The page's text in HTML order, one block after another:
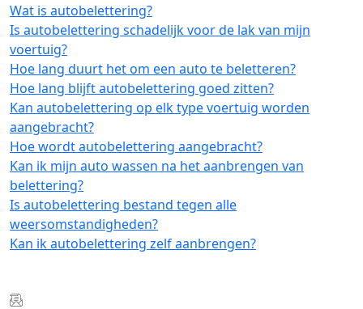
Wat is autobelettering?
Is autobelettering schadelijk voor de lak van mijn
voertuig?
Hoe lang duurt het om een auto te beletteren?
Hoe lang blijft autobelettering goed zitten?
Kan autobelettering op elk type voertuig worden
aangebracht?
Hoe wordt autobelettering aangebracht?
Kan ik mijn auto wassen na het aanbrengen van
belettering?
Is autobelettering bestand tegen alle
weersomstandigheden?
Kan ik autobelettering zelf aanbrengen?